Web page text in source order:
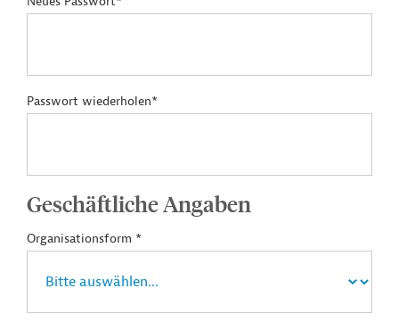
Passwort wiederholen*
Geschäftliche Angaben
Organisationsform *